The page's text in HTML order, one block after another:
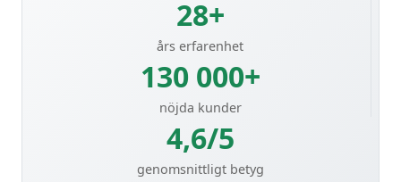
28+
års erfarenhet
130 000+
nöjda kunder
4,6/5
genomsnittligt betyg